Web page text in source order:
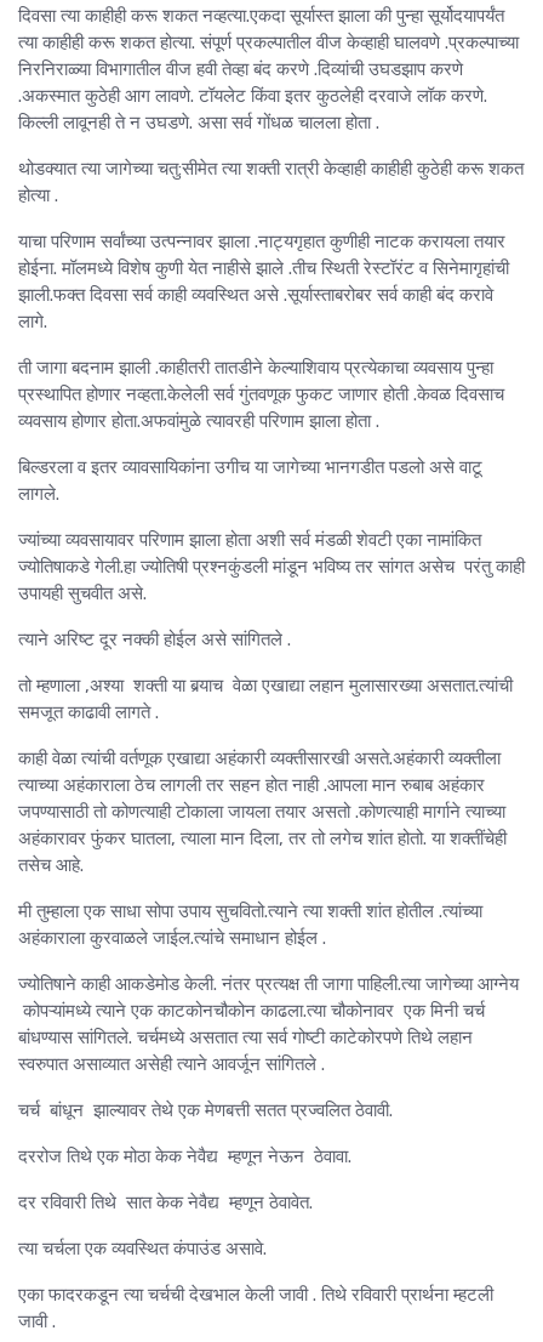
दिवसा त्या काहीही करू शकत नव्हत्या.एकदा सूर्यास्त झाला की पुन्हा सूर्योदयापर्यंत
त्या काहीही करू शकत होत्या. संपूर्ण प्रकल्पातील वीज केव्हाही घालवणे .प्रकल्पाच्या
निरनिराळ्या विभागातील वीज हवी तेव्हा बंद करणे .दिव्यांची उघडझाप करणे
.अकस्मात कुठेही आग लावणे. टॉयलेट किंवा इतर कुठलेही दरवाजे लॉक करणे.
किल्ली लावूनही ते न उघडणे. असा सर्व गोंधळ चालला होता .
थोडक्यात त्या जागेच्या चतु:सीमेत त्या शक्ती रात्री केव्हाही काहीही कुठेही करू शकत
होत्या .
याचा परिणाम सर्वांच्या उत्पन्नावर झाला .नाट्यगृहात कुणीही नाटक करायला तयार
होईना. मॉलमध्ये विशेष कुणी येत नाहीसे झाले .तीच स्थिती रेस्टॉरंट व सिनेमागृहांची
झाली.फक्त दिवसा सर्व काही व्यवस्थित असे .सूर्यास्ताबरोबर सर्व काही बंद करावे
लागे.
ती जागा बदनाम झाली .काहीतरी तातडीने केल्याशिवाय प्रत्येकाचा व्यवसाय पुन्हा
प्रस्थापित होणार नव्हता.केलेली सर्व गुंतवणूक फुकट जाणार होती .केवळ दिवसाच
व्यवसाय होणार होता.अफवांमुळे त्यावरही परिणाम झाला होता .
बिल्डरला व इतर व्यावसायिकांना उगीच या जागेच्या भानगडीत पडलो असे वाटू
लागले.
ज्यांच्या व्यवसायावर परिणाम झाला होता अशी सर्व मंडळी शेवटी एका नामांकित
ज्योतिषाकडे गेली.हा ज्योतिषी प्रश्नकुंडली मांडून भविष्य तर सांगत असेच परंतु काही
उपायही सुचवीत असे.
त्याने अरिष्ट दूर नक्की होईल असे सांगितले .
तो म्हणाला ,अश्या शक्ती या बर्‍याच वेळा एखाद्या लहान मुलासारख्या असतात.त्यांची
समजूत काढावी लागते .
काही वेळा त्यांची वर्तणूक एखाद्या अहंकारी व्यक्तीसारखी असते.अहंकारी व्यक्तीला
त्याच्या अहंकाराला ठेच लागली तर सहन होत नाही .आपला मान रुबाब अहंकार
जपण्यासाठी तो कोणत्याही टोकाला जायला तयार असतो .कोणत्याही मार्गाने त्याच्या
अहंकारावर फुंकर घातला, त्याला मान दिला, तर तो लगेच शांत होतो. या शक्तींचेही
तसेच आहे.
मी तुम्हाला एक साधा सोपा उपाय सुचवितो.त्याने त्या शक्ती शांत होतील .त्यांच्या
अहंकाराला कुरवाळले जाईल.त्यांचे समाधान होईल .
ज्योतिषाने काही आकडेमोड केली. नंतर प्रत्यक्ष ती जागा पाहिली.त्या जागेच्या आग्नेय
कोपऱ्यांमध्ये त्याने एक काटकोनचौकोन काढला.त्या चौकोनावर एक मिनी चर्च
बांधण्यास सांगितले. चर्चमध्ये असतात त्या सर्व गोष्टी काटेकोरपणे तिथे लहान
स्वरुपात असाव्यात असेही त्याने आवर्जून सांगितले .
चर्च बांधून झाल्यावर तेथे एक मेणबत्ती सतत प्रज्वलित ठेवावी.
दररोज तिथे एक मोठा केक नेवैद्य म्हणून नेऊन ठेवावा.
दर रविवारी तिथे सात केक नेवैद्य म्हणून ठेवावेत.
त्या चर्चला एक व्यवस्थित कंपाउंड असावे.
एका फादरकडून त्या चर्चची देखभाल केली जावी . तिथे रविवारी प्रार्थना म्हटली
जावी .